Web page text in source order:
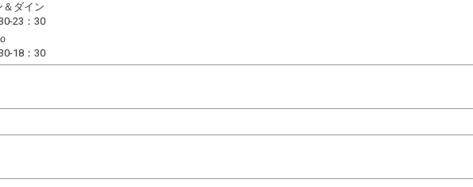
ダイン
23：30
18：30